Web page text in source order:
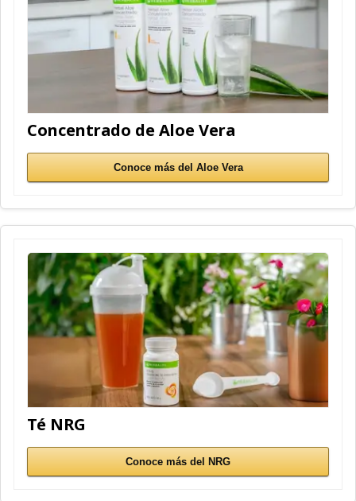
Concentrado de Aloe Vera
Conoce más del Aloe Vera
Té NRG
Conoce más del NRG